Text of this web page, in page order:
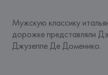
Мужскую классику
дорожке представляли
Джузеппе Де Доменико.